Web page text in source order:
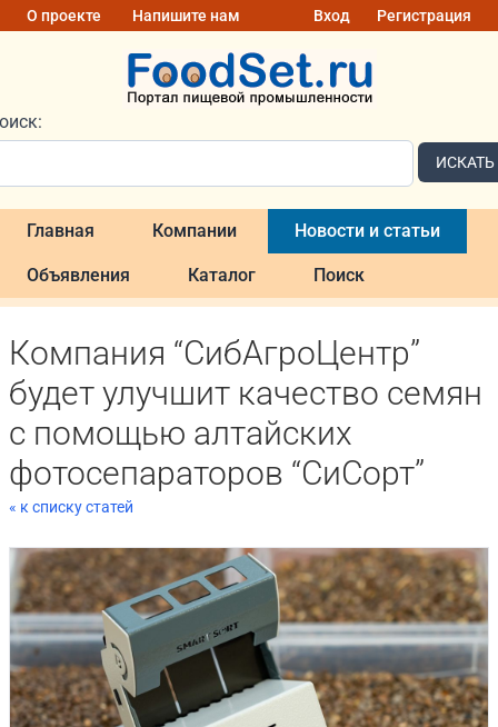
О проекте Напишите нам Вход Регистрация
ИСКАТЬ
Главная Компании Новости и статьи
Объявления Каталог Поиск
Компания “СибАгроЦентр”
будет улучшит качество семян
с помощью алтайских
фотосепараторов “СиСорт”
« к списку статей